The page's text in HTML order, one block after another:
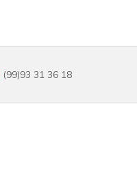
(99)93 31 36 18